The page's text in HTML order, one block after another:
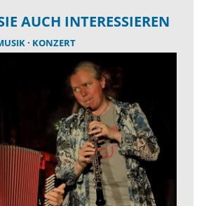
AUCH INTERESSIEREN
KONZERT